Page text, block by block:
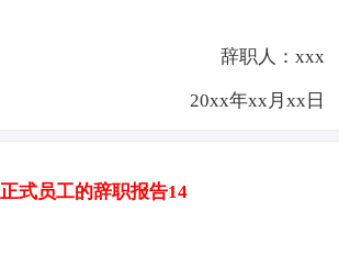
辞职人：xxx
20xx年xx月xx日
正式员工的辞职报告14